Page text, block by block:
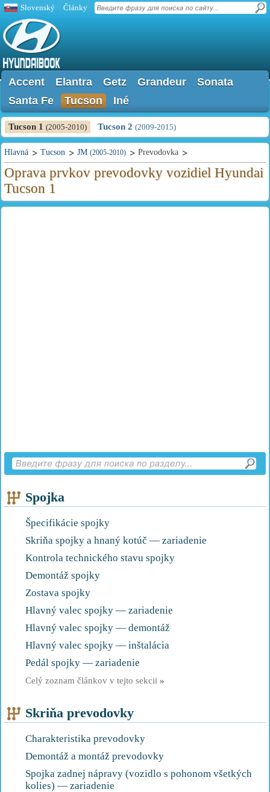
Slovenský Články
Accent Elantra Getz Grandeur
Sonata
Santa Fe
Tucson Iné
Tucson 1 (2005-2010) Tucson 2 (2009-2015)
Hlavná Tucson JM (2005-2010) Prevodovka
Oprava prvkov prevodovky vozidiel Hyundai
Tucson 1
Spojka
Špecifikácie spojky
Skriňa spojky a hnaný kotúč — zariadenie
Kontrola technického stavu spojky
Demontáž spojky
Zostava spojky
Hlavný valec spojky — zariadenie
Hlavný valec spojky — demontáž
Hlavný valec spojky — inštalácia
Pedál spojky — zariadenie
Celý zoznam článkov v tejto sekcii »
Skriňa prevodovky
Charakteristika prevodovky
Demontáž a montáž prevodovky
Spojka zadnej nápravy (vozidlo s pohonom všetkých
kolies) — zariadenie